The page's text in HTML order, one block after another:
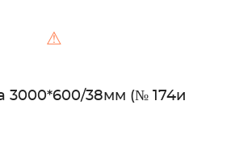
⚠
3000*600/38мм (№ 174и